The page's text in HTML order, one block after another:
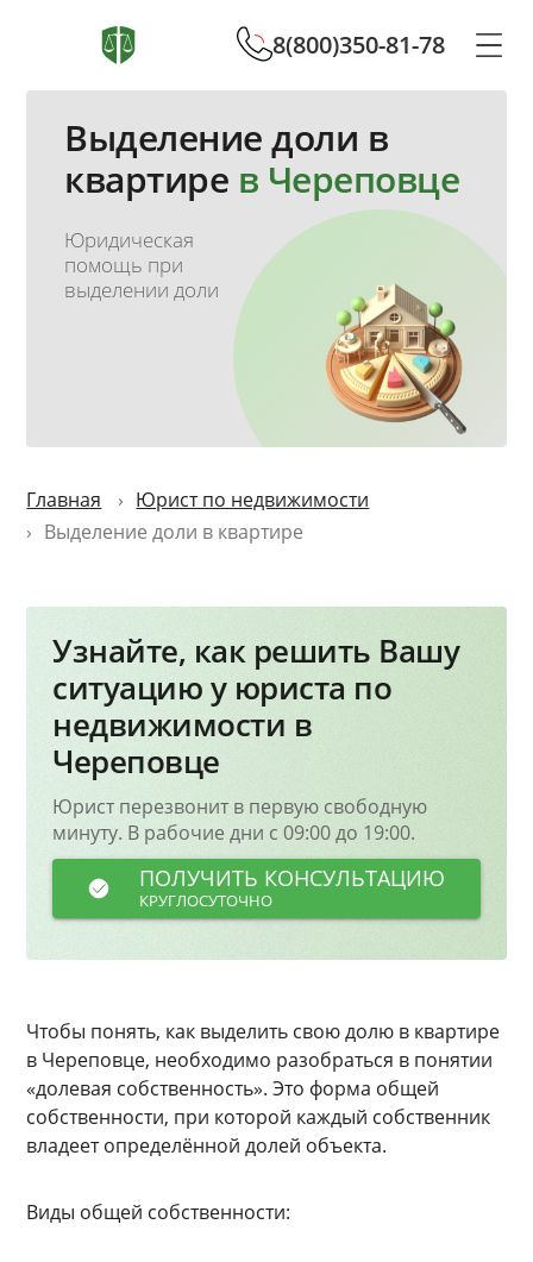
8(800)350-81-78
Выделение доли в
квартире в Череповце
Юридическая
помощь при
выделении доли
Главная
Юрист по недвижимости
Выделение доли в квартире
Узнайте, как решить Вашу
ситуацию у юриста по
недвижимости в
Череповце
Юрист перезвонит в первую свободную
минуту. В рабочие дни с 09:00 до 19:00.
ПОЛУЧИТЬ КОНСУЛЬТАЦИЮ
КРУГЛОСУТОЧНО
Чтобы понять, как выделить свою долю в квартире
в Череповце, необходимо разобраться в понятии
«долевая собственность». Это форма общей
собственности, при которой каждый собственник
владеет определённой долей объекта.
Виды общей собственности: